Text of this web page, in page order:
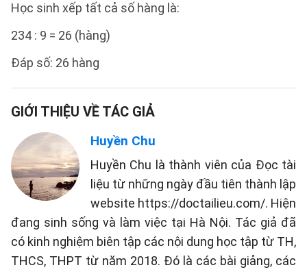
Học sinh xếp tất cả số hàng là:
234 : 9 = 26 (hàng)
Đáp số: 26 hàng
GIỚI THIỆU VỀ TÁC GIẢ
Huyền Chu
Huyền Chu là thành viên của Đọc tài
liệu từ những ngày đầu tiên thành lập
website https://doctailieu.com/. Hiện
đang sinh sống và làm việc tại Hà Nội. Tác giả đã
có kinh nghiệm biên tập các nội dung học tập từ TH,
THCS, THPT từ năm 2018. Đó là các bài giảng, các